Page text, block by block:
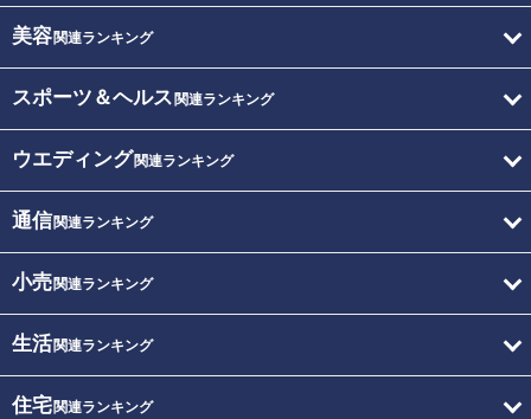
美容関連ランキング
スポーツ＆ヘルス 関連ランキング
ウエディング関連ランキング
通信関連ランキング
小売関連ランキング
生活関連ランキング
住宅関連ランキング